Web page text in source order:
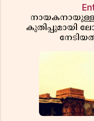
നായകനായുള്ള
കുതിപ്പുമായി